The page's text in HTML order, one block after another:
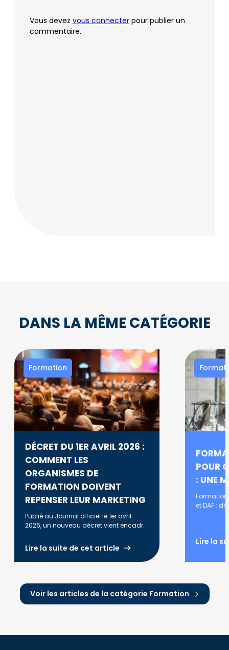
Vous devez vous connecterpour publier un
commentaire.
DANS LA MÊME CATÉGORIE
Formation
DÉCRET DU 1ER AVRIL 2026 :
COMMENT LES
ORGANISMES DE
FORMATION DOIVENT
REPENSER LEUR MARKETING
Publié au Journal officiel le 1er avril
2026, un nouveau décret vient encadrer
des formations financées par des
fonds publics.
Lire la suite de cet article
POUR
: UNE
et DAF :
Lire la
Voir les articles de la catégorie Formation